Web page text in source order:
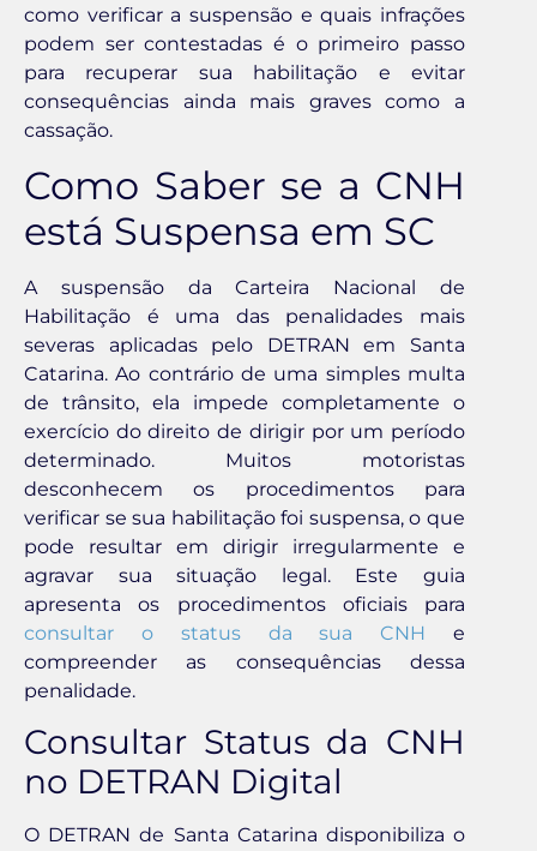
como verificar a suspensão e quais infrações
podem ser contestadas é o primeiro passo
para recuperar sua habilitação e evitar
consequências ainda mais graves como a
cassação.
Como Saber se a CNH
está Suspensa em SC
A suspensão da Carteira Nacional de
Habilitação é uma das penalidades mais
severas aplicadas pelo DETRAN em Santa
Catarina. Ao contrário de uma simples multa
de trânsito, ela impede completamente o
exercício do direito de dirigir por um período
determinado. Muitos motoristas
desconhecem os procedimentos para
verificar se sua habilitação foi suspensa, o que
pode resultar em dirigir irregularmente e
agravar sua situação legal. Este guia
apresenta os procedimentos oficiais para
consultar o status da sua CNH e
compreender as consequências dessa
penalidade.
Consultar Status da CNH
no DETRAN Digital
O DETRAN de Santa Catarina disponibiliza o